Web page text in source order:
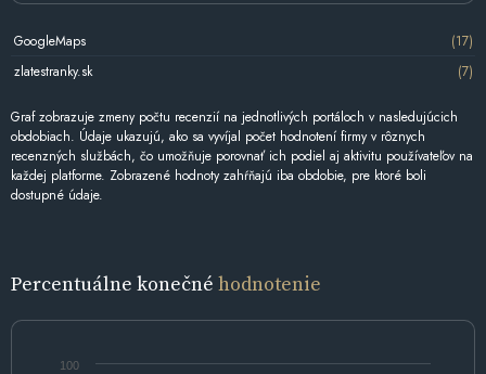
GoogleMaps
(17)
zlatestranky.sk
(7)
Graf zobrazuje zmeny počtu recenzií na jednotlivých portáloch v nasledujúcich
obdobiach. Údaje ukazujú, ako sa vyvíjal počet hodnotení firmy v rôznych
recenzných službách, čo umožňuje porovnať ich podiel aj aktivitu používateľov na
každej platforme. Zobrazené hodnoty zahŕňajú iba obdobie, pre ktoré boli
dostupné údaje.
Percentuálne konečné hodnotenie
100